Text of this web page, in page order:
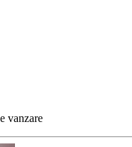
vanzare